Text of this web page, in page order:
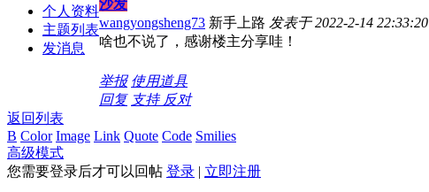
个人资料
主题列表
发消息
沙发
wangyongsheng73 新手上路 发表于 2022-2-14 22:33:20
啥也不说了，感谢楼主分享哇！
举报 使用道具
回复 支持 反对
返回列表
B Color Image Link Quote Code Smilies
高级模式
您需要登录后才可以回帖 登录 | 立即注册